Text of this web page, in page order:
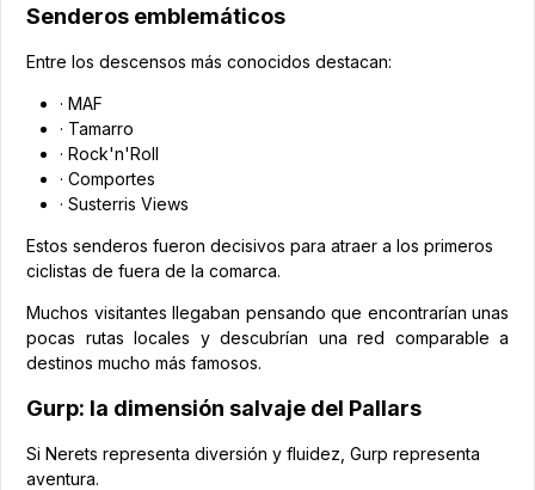
Senderos emblemáticos
Entre los descensos más conocidos destacan:
· MAF
· Tamarro
· Rock'n'Roll
· Comportes
· Susterris Views
Estos senderos fueron decisivos para atraer a los primeros
ciclistas de fuera de la comarca.
Muchos visitantes llegaban pensando que encontrarían unas
pocas rutas locales y descubrían una red comparable a
destinos mucho más famosos.
Gurp: la dimensión salvaje del Pallars
Si Nerets representa diversión y fluidez, Gurp representa
aventura.